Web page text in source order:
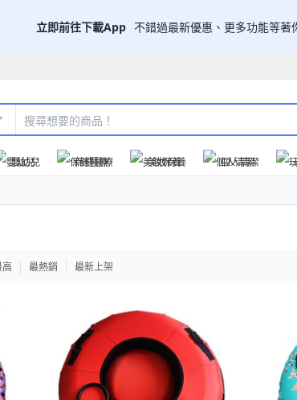
立即前往下載App 不錯過最新優惠、更多功能等著
嬰幼兒 保健醫療 美妝保養 個人清潔
高 最熱銷 最新上架